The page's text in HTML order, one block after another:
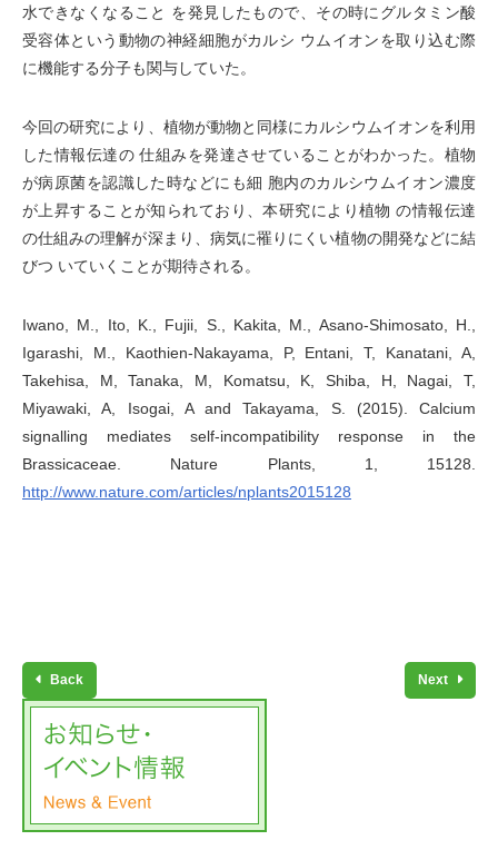
水できなくなること を発見したもので、その時にグルタミン酸
受容体という動物の神経細胞がカルシ ウムイオンを取り込む際
に機能する分子も関与していた。
今回の研究により、植物が動物と同様にカルシウムイオンを利用
した情報伝達の 仕組みを発達させていることがわかった。植物
が病原菌を認識した時などにも細 胞内のカルシウムイオン濃度
が上昇することが知られており、本研究により植物 の情報伝達
の仕組みの理解が深まり、病気に罹りにくい植物の開発などに結
びつ いていくことが期待される。
Iwano, M., Ito, K., Fujii, S., Kakita, M., Asano-Shimosato, H.,
Igarashi, M., Kaothien-Nakayama, P, Entani, T, Kanatani, A,
Takehisa, M, Tanaka, M, Komatsu, K, Shiba, H, Nagai, T,
Miyawaki, A, Isogai, A and Takayama, S. (2015). Calcium
signalling mediates self-incompatibility response in the
Brassicaceae. Nature Plants, 1, 15128.
http://www.nature.com/articles/nplants2015128
Back Next